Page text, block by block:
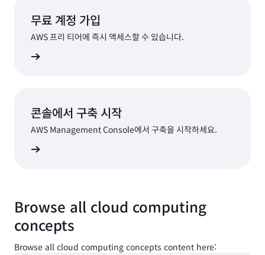
무료 계정 가입
AWS 프리 티어에 즉시 액세스할 수 있습니다.
콘솔에서 구축 시작
AWS Management Console에서 구축을 시작하세요.
Browse all cloud computing
concepts
Browse all cloud computing concepts content here: